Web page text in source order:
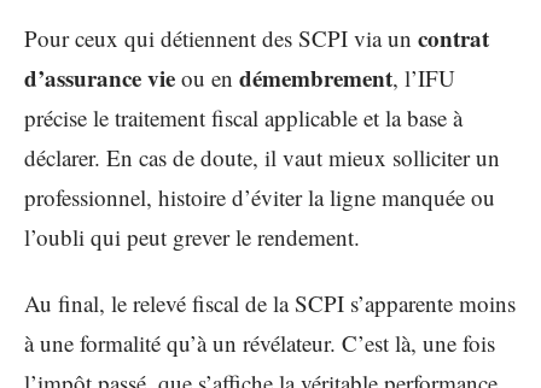
Pour ceux qui détiennent des SCPI via un contrat
d’assurance vie ou en démembrement, l’IFU
précise le traitement fiscal applicable et la base à
déclarer. En cas de doute, il vaut mieux solliciter un
professionnel, histoire d’éviter la ligne manquée ou
l’oubli qui peut grever le rendement.
Au final, le relevé fiscal de la SCPI s’apparente moins
à une formalité qu’à un révélateur. C’est là, une fois